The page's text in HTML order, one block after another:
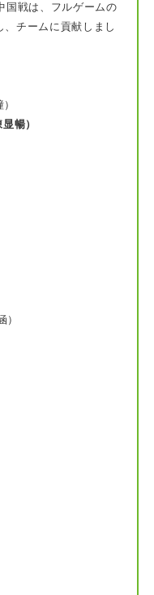
国戦は、フルゲームの
チームに貢献しまし
暢）